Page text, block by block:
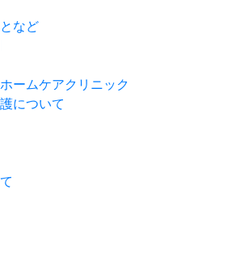
など
ームケアクリニック
について